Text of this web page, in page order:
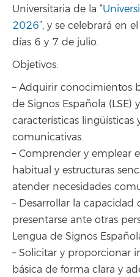
Universitaria de la “
2026”, y se celebrará en
días 6 y 7 de julio.
Objetivos:
– Adquirir conocimientos
de Signos Española (LSE)
características lingüísticas
comunicativas.
– Comprender y emplear
habitual y estructuras
atender necesidades
– Desarrollar la capacidad
presentarse ante otras
Lengua de Signos
– Solicitar y proporcionar
básica de forma clara y